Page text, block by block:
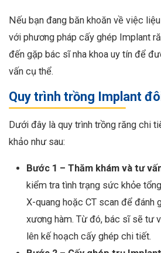
Nếu bạn đang băn khoăn về việc
với phương pháp cấy ghép Implant
đến gặp bác sĩ nha khoa uy tín để
vấn cụ thể.
Quy trình trồng Implant
Dưới đây là quy trình trồng răng chi
khảo như sau:
Bước 1 – Thăm khám và tư
kiểm tra tình trạng sức khỏe
X-quang hoặc CT scan để đánh
xương hàm. Từ đó, bác sĩ sẽ tư
lên kế hoạch cấy ghép chi tiết.